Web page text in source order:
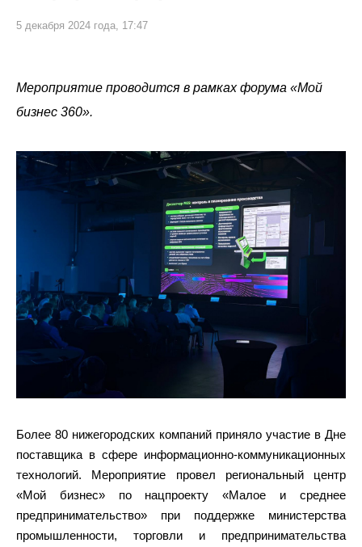
5 декабря 2024 года, 17:47
Мероприятие проводится в рамках форума «Мой
бизнес 360».
Более 80 нижегородских компаний приняло участие в Дне
поставщика в сфере информационно-коммуникационных
технологий. Мероприятие провел региональный центр
«Мой бизнес» по нацпроекту «Малое и среднее
предпринимательство» при поддержке министерства
промышленности, торговли и предпринимательства